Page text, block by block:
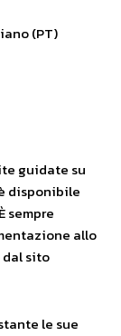
(PT)
guidate su
disponibile
sempre
allo
dal sito
le sue